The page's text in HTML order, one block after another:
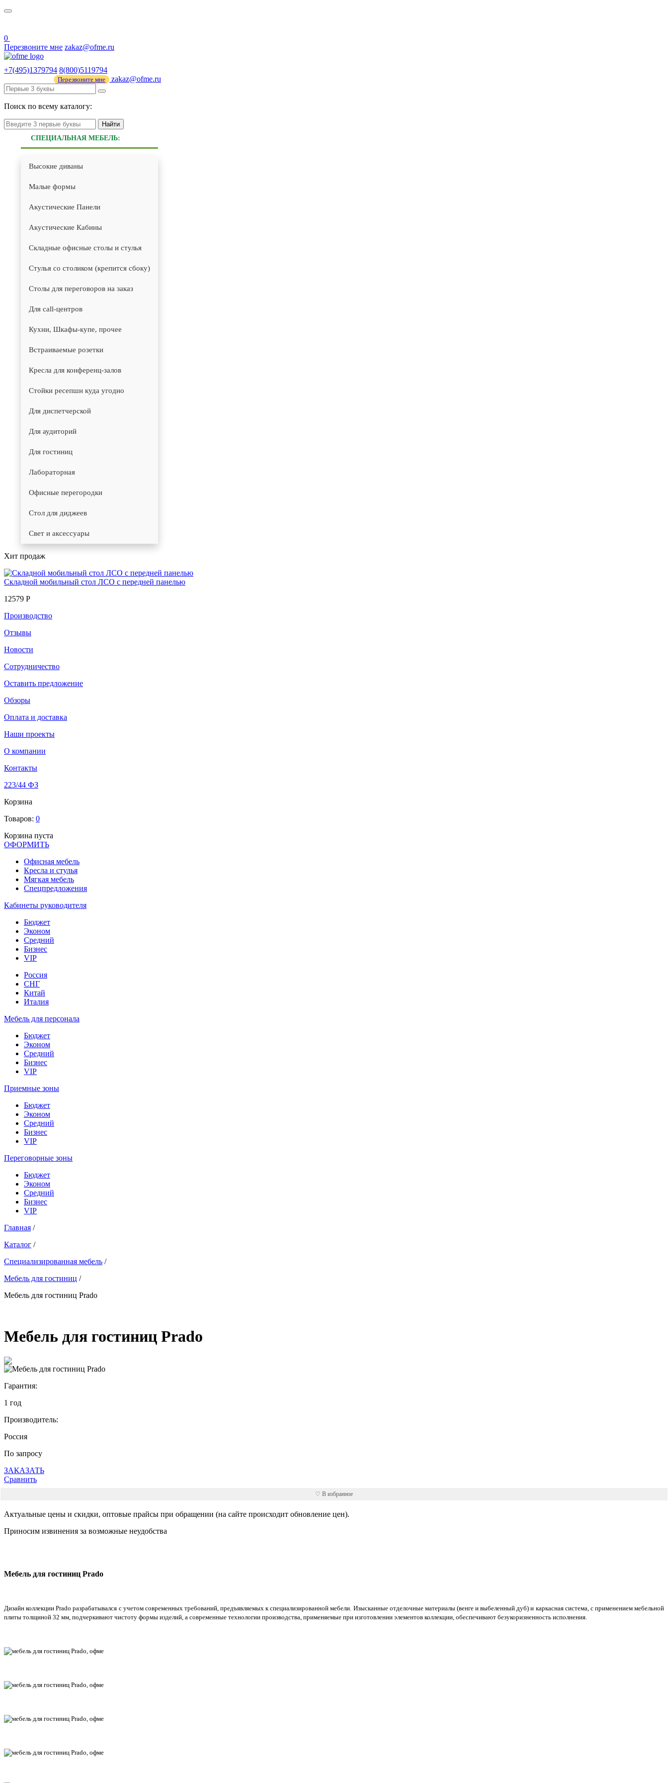
0
Перезвоните мне zakaz@ofme.ru
+7(495)1379794 8(800)5119794
Перезвоните мне zakaz@ofme.ru
Поиск по всему каталогу:
Найти
СПЕЦИАЛЬНАЯ МЕБЕЛЬ:
Высокие диваны
Малые формы
Акустические Панели
Акустические Кабины
Складные офисные столы и стулья
Стулья со столиком (крепится сбоку)
Столы для переговоров на заказ
Для call-центров
Кухни, Шкафы-купе, прочее
Встраиваемые розетки
Кресла для конференц-залов
Стойки ресепшн куда угодно
Для диспетчерской
Для аудиторий
Для гостиниц
Лабораторная
Офисные перегородки
Стол для диджеев
Свет и аксессуары
Хит продаж
Складной мобильный стол ЛСО с передней панелью
12579 Р
Производство
Отзывы
Новости
Сотрудничество
Оставить предложение
Обзоры
Оплата и доставка
Наши проекты
О компании
Контакты
223/44 ФЗ
Корзина
Товаров: 0
Корзина пуста
ОФОРМИТЬ
Офиcная мебель
Кресла и стулья
Мягкая мебель
Спецпредложения
Кабинеты руководителя
Бюджет
Эконом
Средний
Бизнес
VIP
Россия
СНГ
Китай
Италия
Мебель для персонала
Бюджет
Эконом
Средний
Бизнес
VIP
Приемные зоны
Бюджет
Эконом
Средний
Бизнес
VIP
Переговорные зоны
Бюджет
Эконом
Средний
Бизнес
VIP
Главная /
Каталог /
Специализированная мебель /
Мебель для гостиниц /
Мебель для гостиниц Prado
Мебель для гостиниц Prado
Гарантия:
1 год
Производитель:
Россия
По запросу
ЗАКАЗАТЬ
Сравнить
♡ В избранное
Актуальные цены и скидки, оптовые прайсы при обращении (на сайте происходит обновление цен).
Приносим извинения за возможные неудобства
Мебель для гостиниц Prado
Дизайн коллекции Prado разрабатывался с учетом современных требований, предъявляемых к специализированной мебели. Изысканные отделочные материалы (венге и выбеленный дуб) и каркасная система, с применением мебельной
плиты толщиной 32 мм, подчеркивают чистоту формы изделий, а современные технологии производства, применяемые при изготовлении элементов коллекции, обеспечивают безукоризненность исполнения.